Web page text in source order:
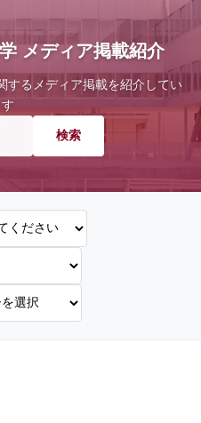
メディア掲載紹介
するメディア掲載を紹介してい
す